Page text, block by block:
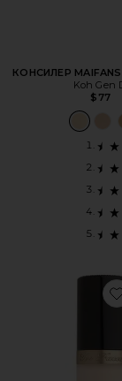
КОНСИЛЕР
Koh Gen
$77